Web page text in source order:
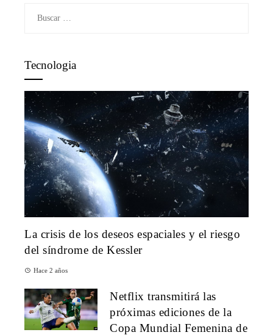
Tecnologia
La crisis de los deseos espaciales y el riesgo
del síndrome de Kessler
Hace 2 años
Netflix transmitirá las
próximas ediciones de la
Copa Mundial Femenina de